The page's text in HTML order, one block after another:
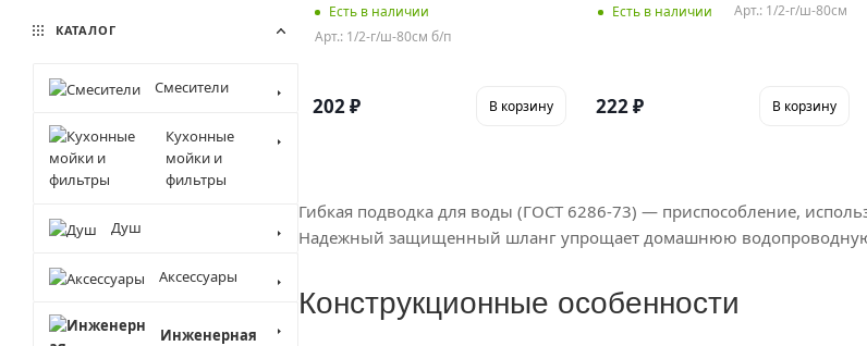
Есть в наличии
Арт.: 1/2-г/ш-80см б/п
202₽ В корзину
Есть в наличии Арт.: 1/2-г/ш-80см
222₽ В корзину
Гибкая подводка для воды (ГОСТ 6286-73) — приспособление,
Надежный защищенный шланг упрощает домашнюю водопроводную
Конструкционные особенности
КАТАЛОГ
Смесители
Кухонные
мойки и
фильтры
Душ
Аксессуары
Инженерная